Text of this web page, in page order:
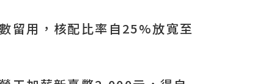
留用，核配比率自25%放寬至